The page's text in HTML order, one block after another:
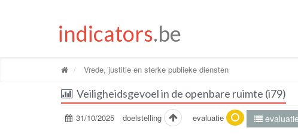
indicators.be
Vrede, justitie en sterke publieke diensten
Veiligheidsgevoel in de openbare ruimte (i79)
31/10/2025 doelstelling evaluatie evaluatie